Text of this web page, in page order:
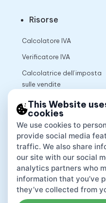
Risorse
Calcolatore IVA
Verificatore IVA
Calcolatrice dell’imposta
sulle vendite
This Website
cookies
We use cookies to
provide social media
traffic. We also share
our site with our social
analytics partners who
information that you’ve
they’ve collected from